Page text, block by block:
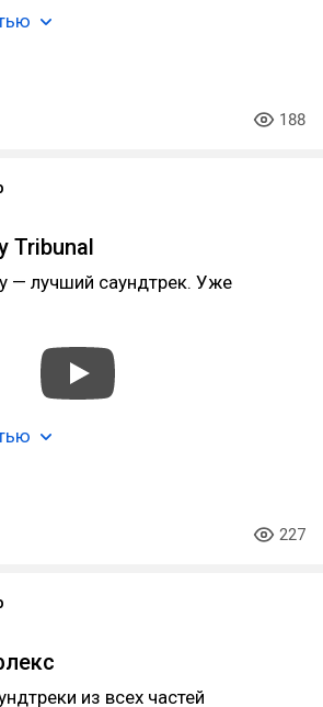
188
Tribunal
— лучший саундтрек. Уже
227
из всех частей